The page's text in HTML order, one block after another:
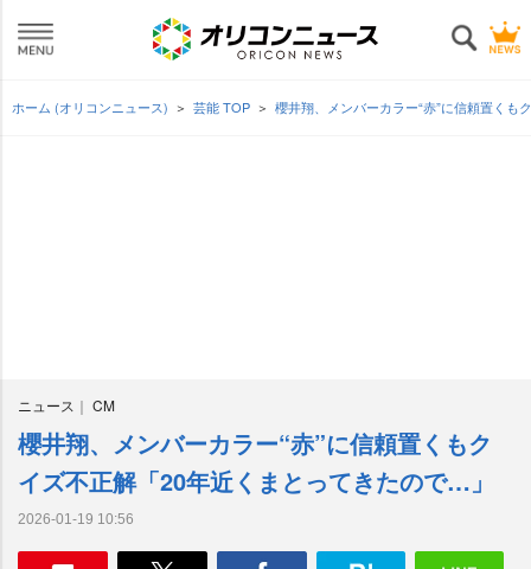
ホーム (オリコンニュース) 芸能 TOP 櫻井翔、メンバーカラー“赤”に信頼置く
ニュース CM
櫻井翔、メンバーカラー“赤”に信頼置くもク
イズ不正解「20年近くまとってきたので…」
2026-01-19 10:56